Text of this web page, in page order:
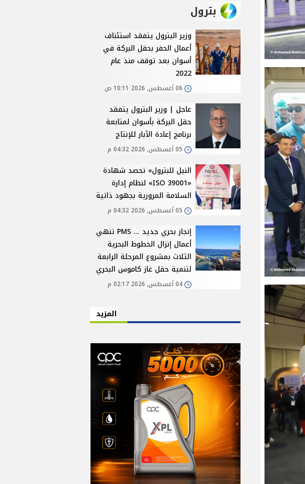
بترول
وزير البترول يتفقد استئناف
أعمال الحفر بحقل البركة في
أسوان بعد توقف منذ عام
2022
06 أغسطس, 2026 10:11 ص
عاجل | وزير البترول يتفقد
حقل البركة بأسوان لمتابعة
برنامج إعادة الآبار للإنتاج
05 أغسطس, 2026 04:32 م
النيل للبترول» تحصد شهادة
«ISO 39001» لنظام إدارة
السلامة المرورية بجهود ذاتية
05 أغسطس, 2026 04:32 م
إنجاز بحري جديد ... PMS تنهي
أعمال إنزال الخطوط البحرية
الثلاث بمشروع المرحلة الرابعة
لتنمية حقل غاز كاموس البحري
04 أغسطس, 2026 02:17 م
المزيد